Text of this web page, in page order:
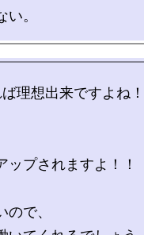
理想出来ですよね
ップされますよ！！
で、